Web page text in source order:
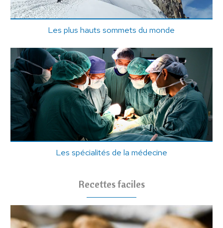
Les plus hauts sommets du monde
Les spécialités de la médecine
Recettes faciles